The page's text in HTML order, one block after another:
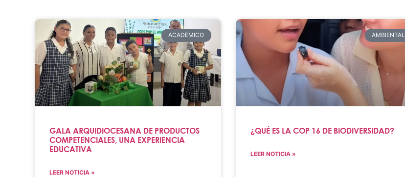
ACADÉMICO
GALA ARQUIDIOCESANA DE PRODUCTOS
COMPETENCIALES, UNA EXPERIENCIA
EDUCATIVA
LEER NOTICIA »
AMBIENTAL
¿QUÉ ES LA COP 16 DE BIODIVERSIDAD?
LEER NOTICIA »